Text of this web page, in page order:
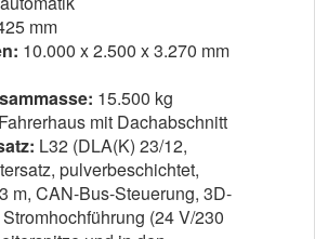
mm
10.000 x 2.500 x 3.270 mm
15.500 kg
mit Dachabschnitt
L32 (DLA(K) 23/12,
pulverbeschichtet,
m, CAN-Bus-Steuerung, 3D-
(24 V/230